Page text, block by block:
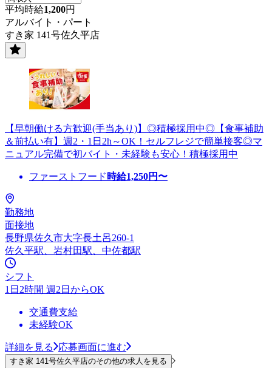
平均時給1,200円
アルバイト・パート
すき家 141号佐久平店
【早朝働ける方歓迎(手当あり)】◎積極採用中◎【食事補助
＆前払い有】週2・1日2h～OK！セルフレジで簡単接客◎マ
ニュアル完備で初バイト・未経験も安心！積極採用中
ファーストフード 時給1,250円〜
勤務地
面接地
長野県佐久市大字長土呂260-1
佐久平駅、岩村田駅、中佐都駅
シフト
1日2時間 週2日からOK
交通費支給
未経験OK
詳細を見る 応募画面に進む
すき家 141号佐久平店のその他の求人を見る